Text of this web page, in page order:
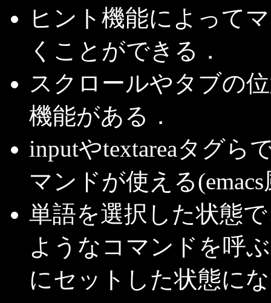
ヒント機能によって
くことができる．
スクロールやタブの
機能がある．
inputやtextareaタグら
マンドが使える
単語を選択した状態
ようなコマンドを呼
にセットした状態に